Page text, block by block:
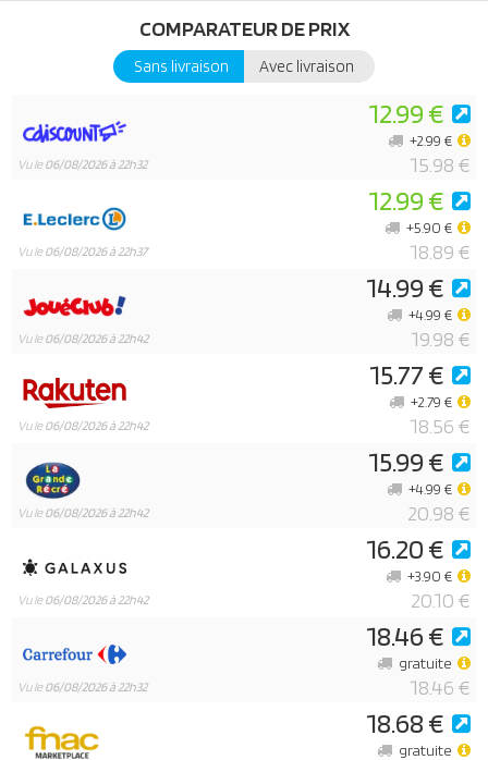
COMPARATEUR DE PRIX
Sans livraison Avec livraison
Vu le06/08/2026 à 22h32
12.99 €
15.98 €
+2.99 €
Vu le06/08/2026 à 22h37
12.99 €
18.89 €
+5.90 €
Vu le06/08/2026 à 22h42
14.99 €
19.98 €
+4.99 €
Vu le06/08/2026 à 22h42
15.77 €
18.56 €
+2.79 €
Vu le06/08/2026 à 22h42
15.99 €
20.98 €
+4.99 €
Vu le06/08/2026 à 22h42
16.20 €
20.10 €
+3.90 €
Vu le06/08/2026 à 22h32
18.46 €
18.46 €
gratuite
18.68 €
gratuite